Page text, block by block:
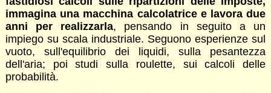
immagina una macchina calcolatrice e lavora due
anni per realizzarla, pensando in seguito a un
impiego su scala industriale. Seguono esperienze sul
vuoto, sull'equilibrio dei liquidi, sulla pesantezza
dell'aria; poi studi sulla roulette, sui calcoli delle
probabilità.